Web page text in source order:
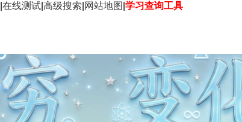
在线测试 高级搜索 网站地图 学习查询工具